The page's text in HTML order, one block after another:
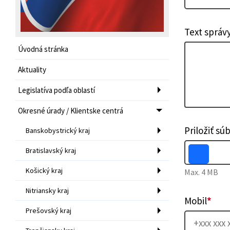
Úvodná stránka
Aktuality
Legislatíva podľa oblastí
Okresné úrady / Klientske centrá
Banskobystrický kraj
Bratislavský kraj
Košický kraj
Nitriansky kraj
Prešovský kraj
Text
Priložiť
Max. 4 MB
Mobil*